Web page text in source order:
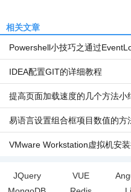
相关文章
Powershell小技巧之通过
脑开机和关机时间
IDEA配置GIT的详细教程
提高页面加载速度的几个方法小
易语言设置组合框项目数值的方
VMware Workstation虚拟机安
JQuery VUE